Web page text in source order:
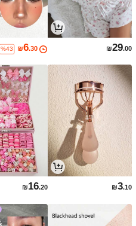
₪29.00
₪6.30
%43
₪3.10
₪16.20